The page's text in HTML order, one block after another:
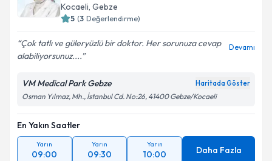
Kocaeli, Gebze
5 (3 Değerlendirme)
Çok tatlı ve güleryüzlü bir doktor. Her sorunuza cevap
alabiliyorsunuz....
Devamı
VM Medical Park Gebze Haritada Göster
Osman Yılmaz, Mh., İstanbul Cd. No:26, 41400 Gebze/Kocaeli
En Yakın Saatler
Yarın
09:00
Yarın
09:30
Yarın
10:00 Daha Fazla